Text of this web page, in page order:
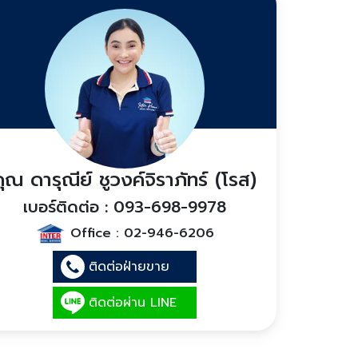
ดารุณีย์ ชูวงค์จิราภัทร์ (โรส)
เบอร์ติดต่อ : 093-698-9978
Office : 02-946-6206
ติดต่อฝ่ายขาย
ติดต่อผ่าน LINE